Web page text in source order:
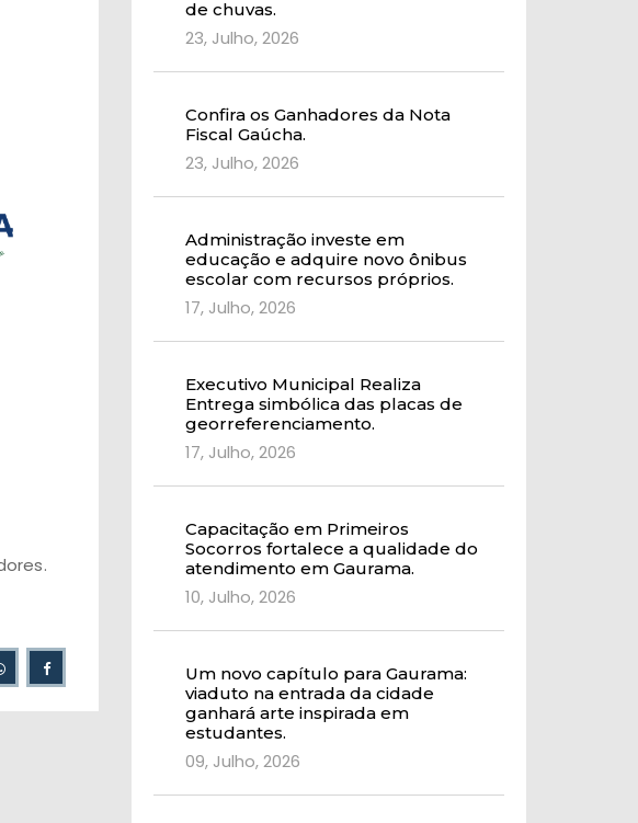
de chuvas.
23, Julho, 2026
Confira os Ganhadores da Nota
Fiscal Gaúcha.
23, Julho, 2026
Administração investe em
educação e adquire novo ônibus
escolar com recursos próprios.
17, Julho, 2026
Executivo Municipal Realiza
Entrega simbólica das placas de
georreferenciamento.
17, Julho, 2026
Capacitação em Primeiros
Socorros fortalece a qualidade do
atendimento em Gaurama.
10, Julho, 2026
Um novo capítulo para Gaurama:
viaduto na entrada da cidade
ganhará arte inspirada em
estudantes.
09, Julho, 2026